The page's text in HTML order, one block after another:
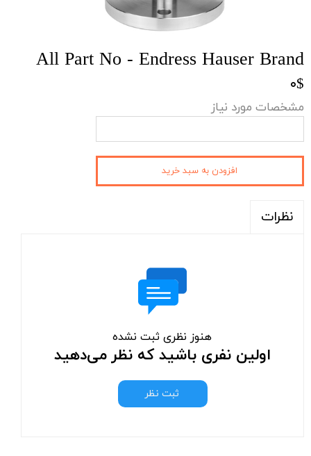
All Part No - Endress Hauser Brand
۰$
مشخصات مورد نیاز
افزودن به سبد خرید
نظرات
هنوز نظری ثبت نشده
اولین نفری باشید که نظر می‌دهید
ثبت نظر